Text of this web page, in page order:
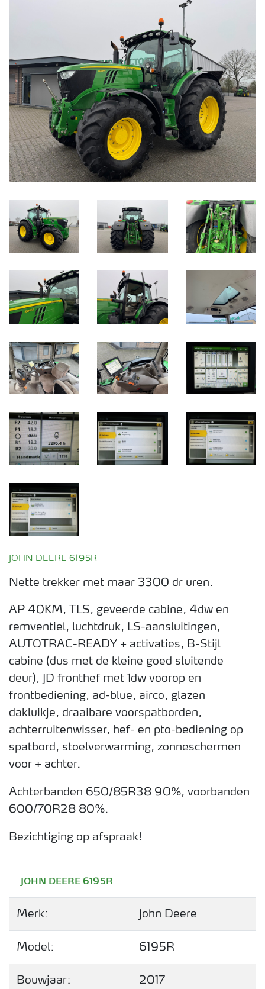
JOHN DEERE 6195R
Nette trekker met maar 3300 dr uren.
AP 40KM, TLS, geveerde cabine, 4dw en
remventiel, luchtdruk, LS-aansluitingen,
AUTOTRAC-READY + activaties, B-Stijl
cabine (dus met de kleine goed sluitende
deur), JD fronthef met 1dw voorop en
frontbediening, ad-blue, airco, glazen
dakluikje, draaibare voorspatborden,
achterruitenwisser, hef- en pto-bediening op
spatbord, stoelverwarming, zonneschermen
voor + achter.
Achterbanden 650/85R38 90%, voorbanden
600/70R28 80%.
Bezichtiging op afspraak!
JOHN DEERE 6195R
Merk:
John Deere
Model:
6195R
Bouwjaar:
2017